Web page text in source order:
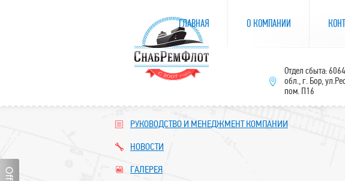
РУКОВОДСТВО И МЕНЕДЖМЕНТ КОМПАНИИ
НОВОСТИ
ГАЛЕРЕЯ
ГЛАВНАЯ О КОМПАНИИ
Отдел сбыта:
обл., г. Бор,
пом. П16